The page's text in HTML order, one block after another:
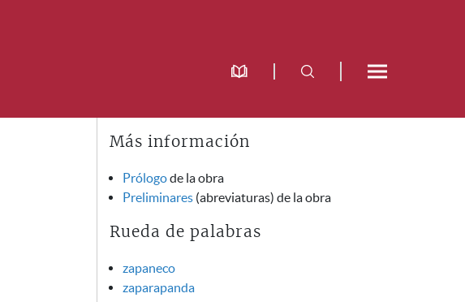
Más información
Prólogode la obra
Preliminares (abreviaturas) de la obra
Rueda de palabras
zapaneco
zaparapanda